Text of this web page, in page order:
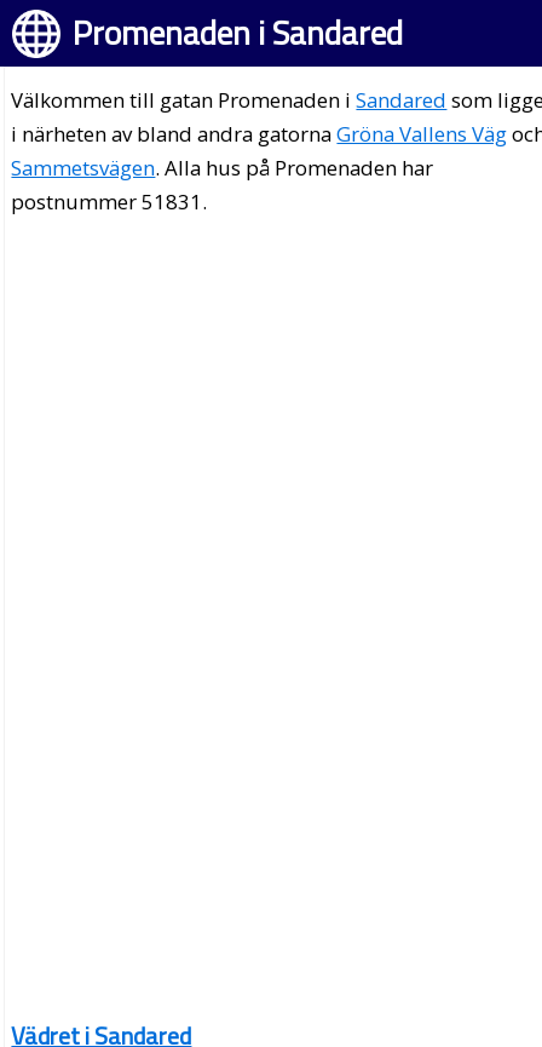
Promenaden i Sandared
Välkommen till gatan Promenaden iSandared som
i närheten av bland andra gatornaGröna Vallens Väg
Sammetsvägen. Alla hus på Promenaden har
postnummer 51831.
Vädret i Sandared